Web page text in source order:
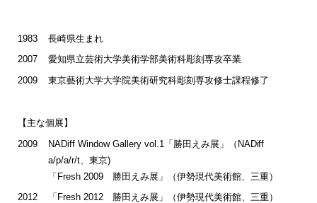
1983
長崎県生まれ
2007
愛知県立芸術大学美術学部美術科彫刻専攻卒業
2009
東京藝術大学大学院美術研究科彫刻専攻修士課程修了
【主な個展】
2009
NADiff Window Gallery vol.1「勝田えみ展」（NADiff
a/p/a/r/t、東京)
「Fresh 2009 勝田えみ展」（伊勢現代美術館、三重）
2012
「Fresh 2012 勝田えみ展」（伊勢現代美術館、三重）